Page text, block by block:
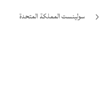
5 سولينست المملكة المتحدة